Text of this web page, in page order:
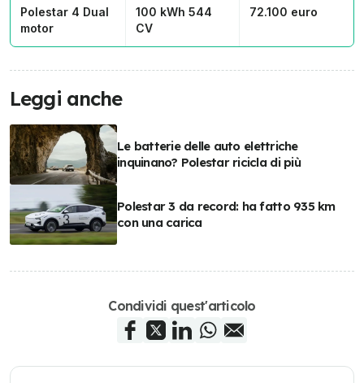
Polestar 4 Dual
motor
100 kWh 544
CV
72.100 euro
Leggi anche
Le batterie delle auto elettriche
inquinano? Polestar ricicla di più
Polestar 3 da record: ha fatto 935 km
con una carica
Condividi quest'articolo